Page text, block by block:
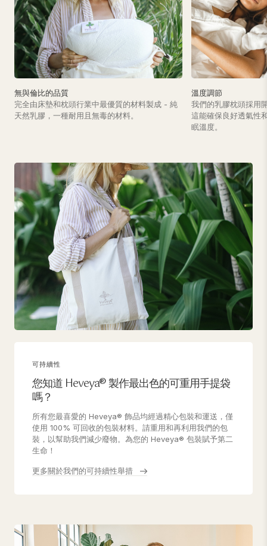
無與倫比的品質
完全由床墊和枕頭行業中最優質的材料製成 - 純
天然乳膠，一種耐用且無毒的材料。
溫度調節
我們的乳膠枕頭採用
這能確保良好透氣性
眠溫度。
可持續性
您知道 Heveya® 製作最出色的可重用手提袋
嗎？
所有您最喜愛的 Heveya® 飾品均經過精心包裝和運送，僅
使用 100% 可回收的包裝材料。請重用和再利用我們的包
裝，以幫助我們減少廢物。為您的 Heveya® 包裝賦予第二
生命！
更多關於我們的可持續性舉措